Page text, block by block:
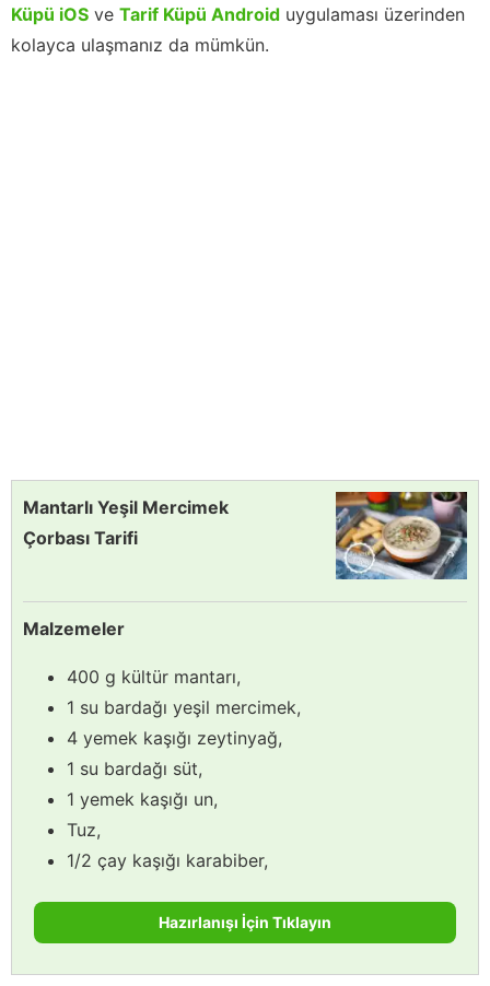
Küpü iOS ve Tarif Küpü Android uygulaması üzerinden
kolayca ulaşmanız da mümkün.
Mantarlı Yeşil Mercimek
Çorbası Tarifi
Malzemeler
400 g kültür mantarı,
1 su bardağı yeşil mercimek,
4 yemek kaşığı zeytinyağ,
1 su bardağı süt,
1 yemek kaşığı un,
Tuz,
1/2 çay kaşığı karabiber,
Hazırlanışı İçin Tıklayın